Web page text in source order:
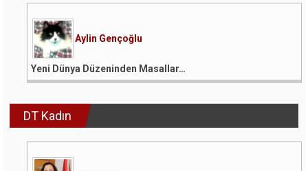
Aylin Gençoğlu
Yeni Dünya Düzeninden Masallar…
DT Kadın